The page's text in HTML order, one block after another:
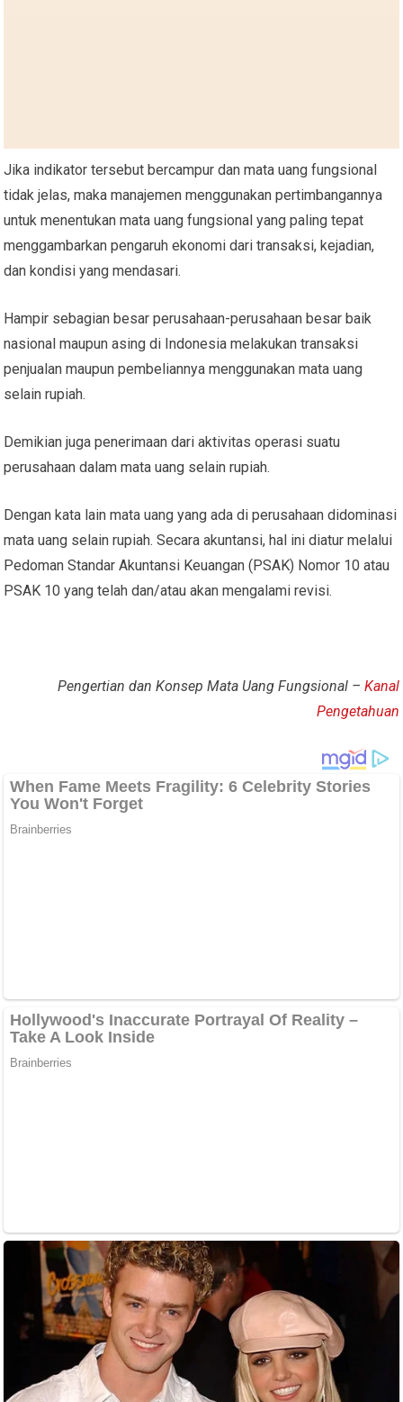
Jika indikator tersebut bercampur dan mata uang fungsional
tidak jelas, maka manajemen menggunakan pertimbangannya
untuk menentukan mata uang fungsional yang paling tepat
menggambarkan pengaruh ekonomi dari transaksi, kejadian,
dan kondisi yang mendasari.
Hampir sebagian besar perusahaan-perusahaan besar baik
nasional maupun asing di Indonesia melakukan transaksi
penjualan maupun pembeliannya menggunakan mata uang
selain rupiah.
Demikian juga penerimaan dari aktivitas operasi suatu
perusahaan dalam mata uang selain rupiah.
Dengan kata lain mata uang yang ada di perusahaan didominasi
mata uang selain rupiah. Secara akuntansi, hal ini diatur melalui
Pedoman Standar Akuntansi Keuangan (PSAK) Nomor 10 atau
PSAK 10 yang telah dan/atau akan mengalami revisi.
Pengertian dan Konsep Mata Uang Fungsional – Kanal
Pengetahuan